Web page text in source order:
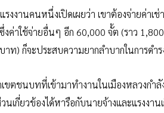
งานคนหนึ่งเปิดเผยว่า เขาต้องจ่ายค่าเ
ค่าใช้จ่ายอื่นๆ อีก 60,000 จั้ต (ราว
ท) ก็จะประสบความยากลำบากในการดำ
ขตชนบทที่เข้ามาทำงานในเมืองหลวงกำ
เกี่ยวข้องได้หารือกับนายจ้างและแรงงา